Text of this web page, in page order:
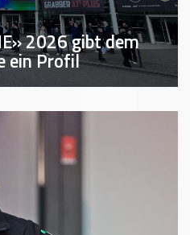
2026 gibt dem
ein Profil